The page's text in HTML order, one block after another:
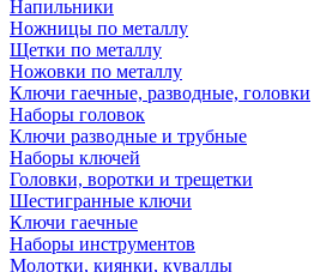
Напильники
Ножницы по металлу
Щетки по металлу
Ножовки по металлу
Ключи гаечные, разводные, головки
Наборы головок
Ключи разводные и трубные
Наборы ключей
Головки, воротки и трещетки
Шестигранные ключи
Ключи гаечные
Наборы инструментов
Молотки, киянки, кувалды